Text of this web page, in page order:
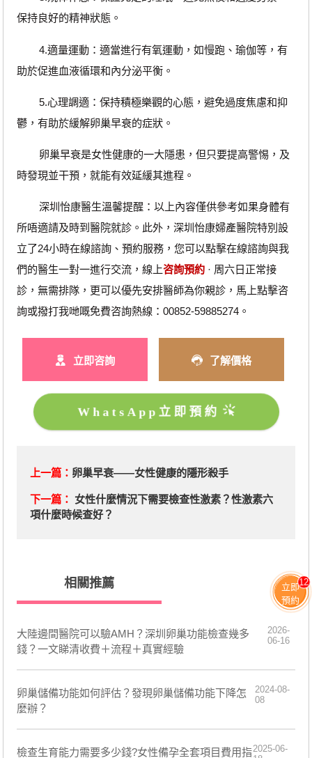
保持良好的精神狀態。
4.適量運動：適當進行有氧運動，如慢跑、瑜伽等，有
助於促進血液循環和內分泌平衡。
5.心理調適：保持積極樂觀的心態，避免過度焦慮和抑
鬱，有助於緩解卵巢早衰的症狀。
卵巢早衰是女性健康的一大隱患，但只要提高警惕，及
時發現並干預，就能有效延緩其進程。
深圳怡康醫生溫馨提醒：以上內容僅供參考如果身體有
所唔適請及時到醫院就診。此外，深圳怡康婦產醫院特別設
立了24小時在線諮詢、預約服務，您可以點擊在線諮詢與我
們的醫生一對一進行交流，線上咨詢預約· ‎周六日正常接
診，無需排隊，更可以優先安排醫師為你親診，馬上點擊咨
詢或撥打我哋嘅免費咨詢熱線：00852-59885274。
立即咨詢 了解價格
WhatsApp立即預約
上一篇： 卵巢早衰——女性健康的隱形殺手
下一篇： 女性什麼情況下需要檢查性激素？性激素六
項什麼時候查好？
相關推薦
大陸邊間醫院可以驗AMH？深圳卵巢功能檢查幾多
錢？一文睇清收費＋流程＋真實經驗
2026-
06-16
​卵巢儲備功能如何評估？發現卵巢儲備功能下降怎
麼辦？
2024-08-
08
檢查生育能力需要多少錢?女性備孕全套項目費用指2025-06-
立即
預約
12